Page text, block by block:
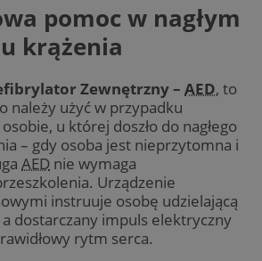
pomoc w nagłym
krążenia
Zewnętrzny – AED, to
należy użyć w przypadku
u której doszło do nagłego
– gdy osoba jest nieprzytomna i
AED nie wymaga
Urządzenie
instruuje osobę udzielającą
dostarczany impuls elektryczny
rytm serca.